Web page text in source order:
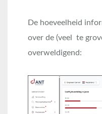
De hoeveelheid
over de (veel te
overweldigend: